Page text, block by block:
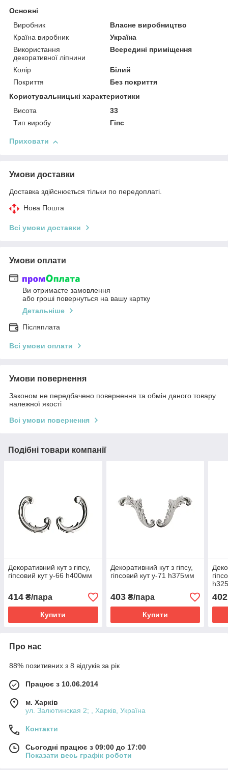
Основні
Виробник
Власне виробництво
Країна виробник
Україна
Використання
декоративної ліпнини
Всередині приміщення
Колір
Білий
Покриття
Без покриття
Користувальницькі характеристики
Висота
33
Тип виробу
Гіпс
Приховати
Умови доставки
Доставка здійснюється тільки по передоплаті.
Нова Пошта
Всі умови доставки
Умови оплати
Ви отримаєте замовлення
або гроші повернуться на вашу картку
Детальніше
Післяплата
Всі умови оплати
Умови повернення
Законом не передбачено повернення та обмін даного товару
належної якості
Всі умови повернення
Подібні товари компанії
Декоративний кут з гіпсу,
гіпсовий кут у-66 һ400мм
414 ₴/пара
Купити
Декоративний кут з гіпсу,
гіпсовий кут у-71 һ375мм
403₴/пара
Купити
402
Про нас
88% позитивних з 8 відгуків за рік
Працює з 10.06.2014
м. Харків
ул. Залютинская 2; , Харків, Україна
Контакти
Сьогодні працює з 09:00 до 17:00
Показати весь графік роботи